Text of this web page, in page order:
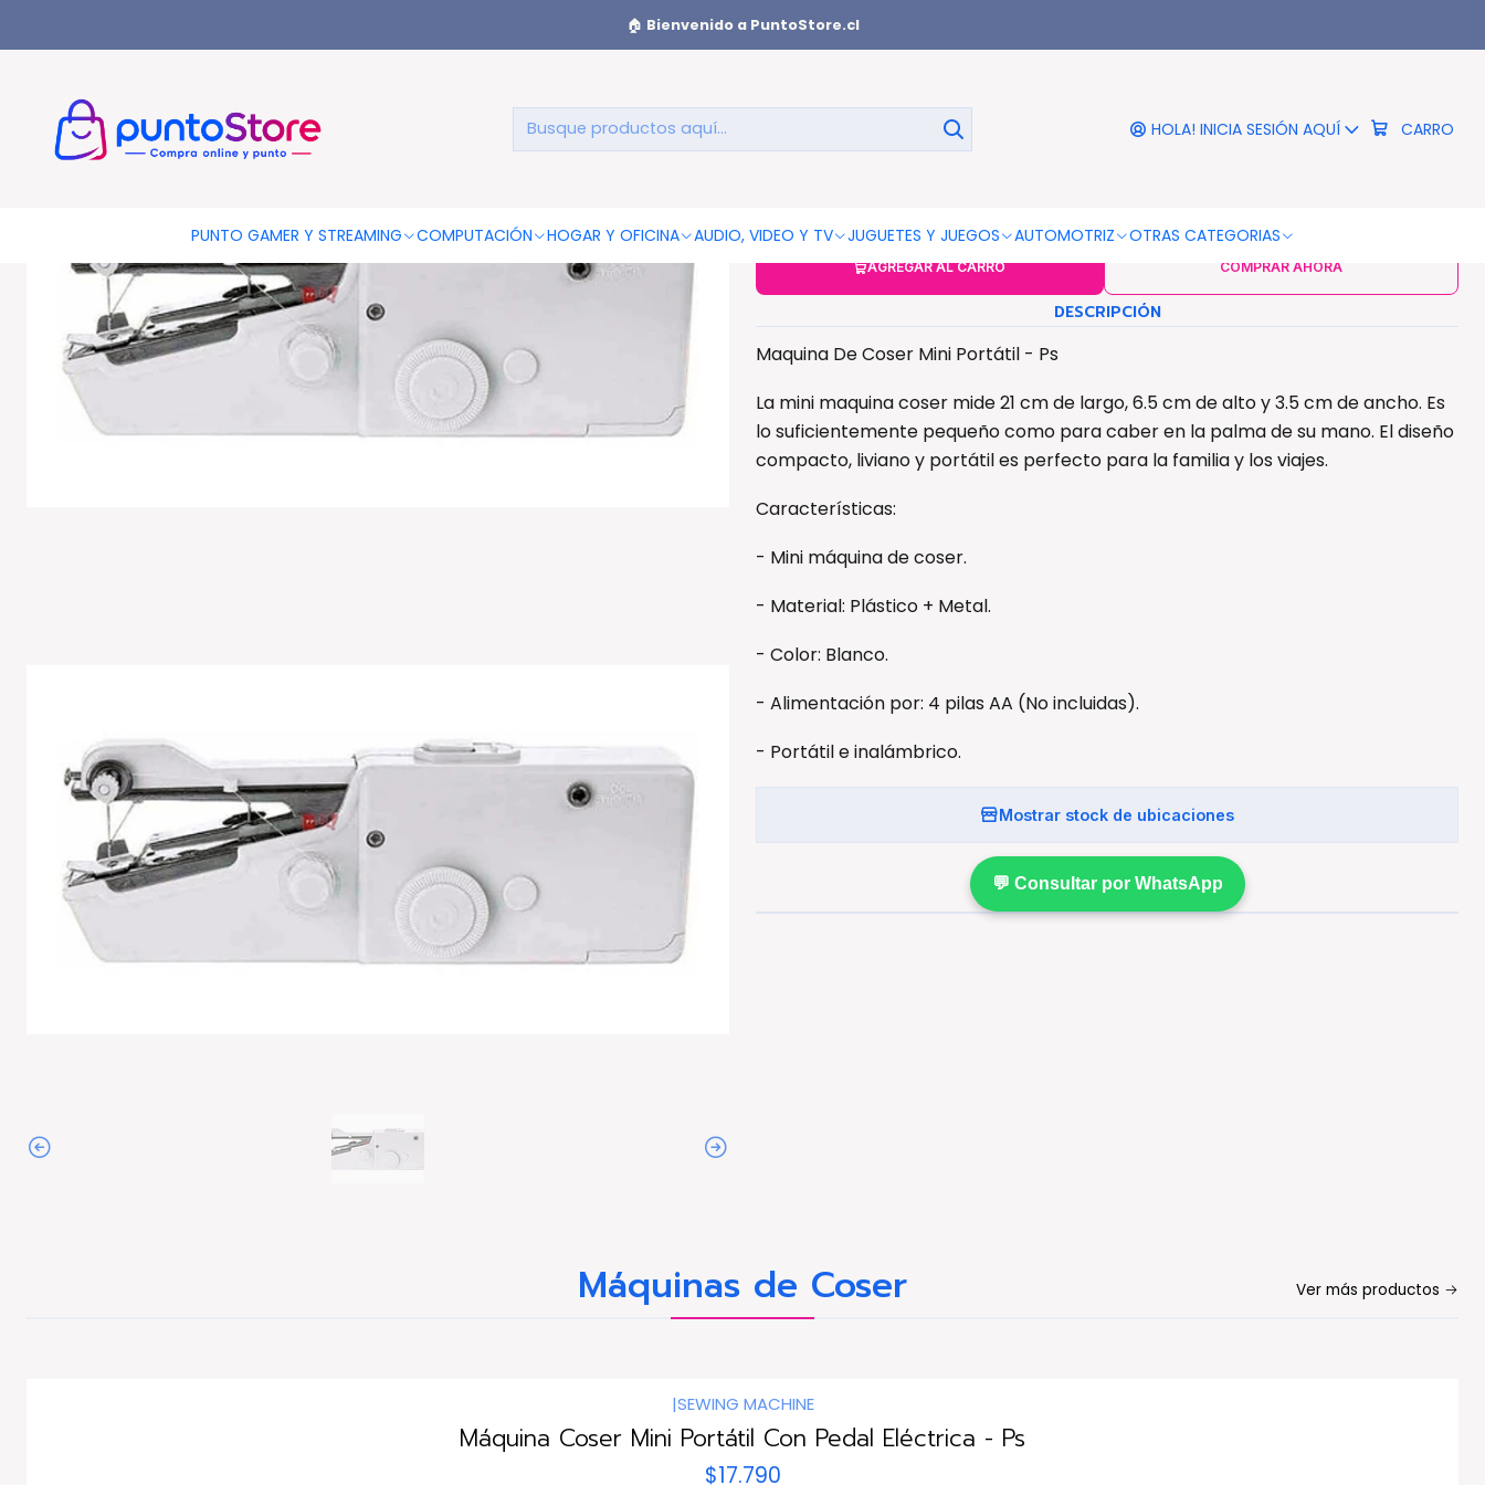
HOLA! INICIA SESIÓN AQUÍ CARRO
PUNTO GAMER Y STREAMING COMPUTACIÓN HOGAR Y OFICINA AUDIO, VIDEO Y TV JUGUETES Y JUEGOS AUTOMOTRIZ OTRAS CATEGORIAS
🏠 Bienvenido a PuntoStore.cl
Maquina De Coser Mini Portátil - Ps
Maquina De Coser Mini Portátil - Ps
AGREGAR AL CARRO COMPRAR AHORA
DESCRIPCIÓN
Maquina De Coser Mini Portátil - Ps
La mini maquina coser mide 21 cm de largo, 6.5 cm de alto y 3.5 cm de ancho. Es
lo suficientemente pequeño como para caber en la palma de su mano. El diseño
compacto, liviano y portátil es perfecto para la familia y los viajes.
Características:
- Mini máquina de coser.
- Material: Plástico + Metal.
- Color: Blanco.
- Alimentación por: 4 pilas AA (No incluidas).
- Portátil e inalámbrico.
Mostrar stock de ubicaciones
💬 Consultar por WhatsApp
Máquinas de Coser Ver más productos
|SEWING MACHINE
Máquina Coser Mini Portátil Con Pedal Eléctrica - Ps
$17.790